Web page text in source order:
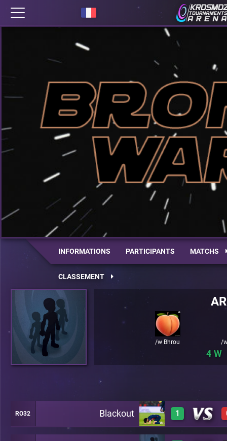
INFORMATIONS PARTICIPANTS MATCHS
CLASSEMENT
/w Bhrou /
4
RO32 Blackout 1